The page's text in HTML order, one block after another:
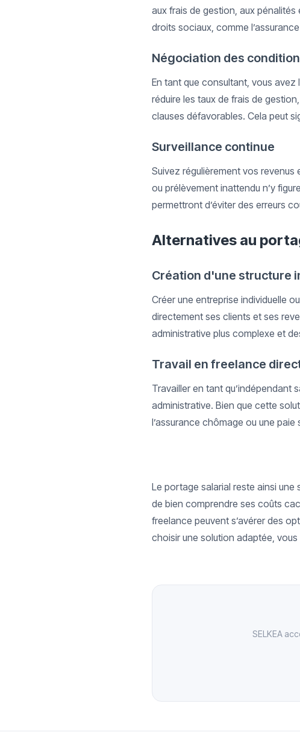
aux frais de gestion, aux
droits sociaux, comme
Négociation des
En tant que consultant, vous
réduire les taux de frais de
clauses défavorables. Cela peut
Surveillance continue
Suivez régulièrement vos revenus
ou prélèvement inattendu n’y
permettront d’éviter des erreurs
Alternatives au
Création d'une structure
Créer une entreprise individuelle
directement ses clients et ses
administrative plus complexe et
Travail en freelance
Travailler en tant qu’indépendant
administrative. Bien que cette
l’assurance chômage ou une
Le portage salarial reste ainsi une
de bien comprendre ses coûts
freelance peuvent s’avérer des
choisir une solution adaptée,
SELKEA